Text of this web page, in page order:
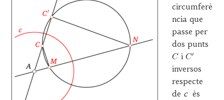
circumferè
ncia que
passe per
dos punts
i
inversos
respecte
de cés